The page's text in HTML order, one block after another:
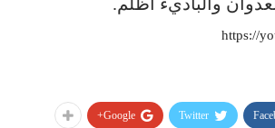
https://
Twitter
Google+